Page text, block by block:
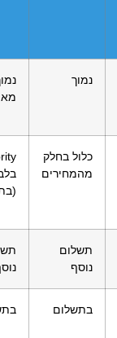
נמוך
כלול בחלק
מהמחירים
תשלום
נוסף
בתשלום